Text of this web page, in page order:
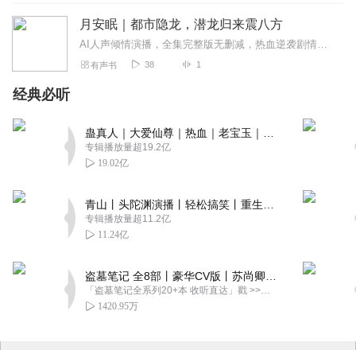
月安眠｜都市隐龙，潜龙归来震八方
AI人声倾情演播，全集完整版无删减，热血逆袭剧情跌宕过瘾，全程高能不断，闲暇收听治愈又解压。本专辑为AI原创玄幻有声书，小说文案AI原创创作、音频喜马拉雅AI合...
有声书 38 1
经典必听
专辑播放量超19.2亿
19.02亿
专辑播放量超11.2亿
11.24亿
「盗墓笔记全系列20+本 收听直达」戳 >>改编自南派三叔同名作品，腾讯音乐娱乐集团出品，冠声文化制作，...
1420.95万